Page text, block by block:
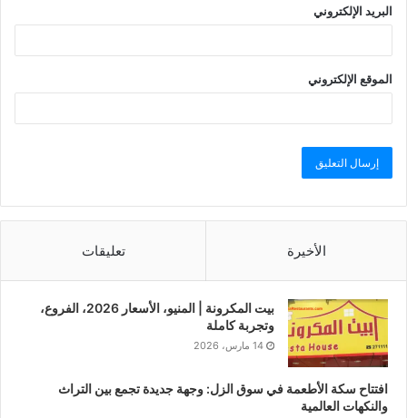
البريد الإلكتروني
الموقع الإلكتروني
الأخيرة تعليقات
بيت المكرونة | المنيو، الأسعار 2026، الفروع،
وتجربة كاملة
14 مارس، 2026
افتتاح سكة الأطعمة في سوق الزل: وجهة جديدة تجمع بين التراث
والنكهات العالمية